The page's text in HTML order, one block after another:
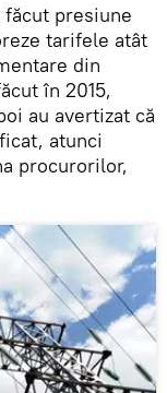
presiune
tarifele atât
din
în 2015,
au avertizat că
atunci
procurorilor,